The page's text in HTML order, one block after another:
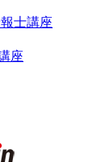
士講座
座